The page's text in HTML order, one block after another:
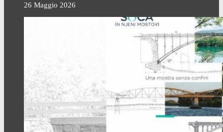
26 Maggio 2026